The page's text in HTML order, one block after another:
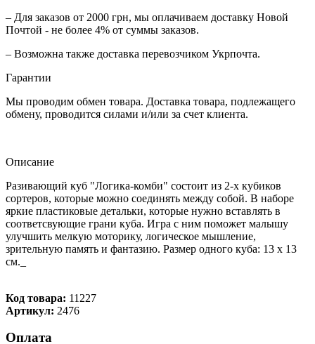
– Для заказов от 2000 грн, мы оплачиваем доставку Новой
Почтой - не более 4% от суммы заказов.
– Возможна также доставка перевозчиком Укрпочта.
Гарантии
Мы проводим обмен товара. Доставка товара, подлежащего
обмену, проводится силами и/или за счет клиента.
Описание
Разивающий куб "Логика-комби" состоит из 2-х кубиков
сортеров, которые можно соединять между собой. В наборе
яркие пластиковые детальки, которые нужно вставлять в
соответсвующие грани куба. Игра с ним поможет малышу
улучшить мелкую моторику, логическое мышление,
зрительную память и фантазию. Размер одного куба: 13 х 13
см._
Код товара: 11227
Артикул: 2476
Оплата